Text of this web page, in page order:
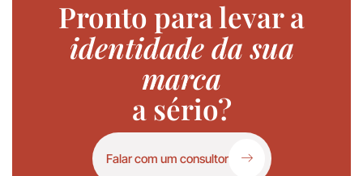
Pronto para levar a
identidade da sua
marca
a sério?
Falar com um consultor